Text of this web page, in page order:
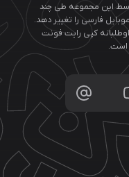
این مجموعه طی چند
فارسی را تغییر دهد.
کپی رایت فونت
است.